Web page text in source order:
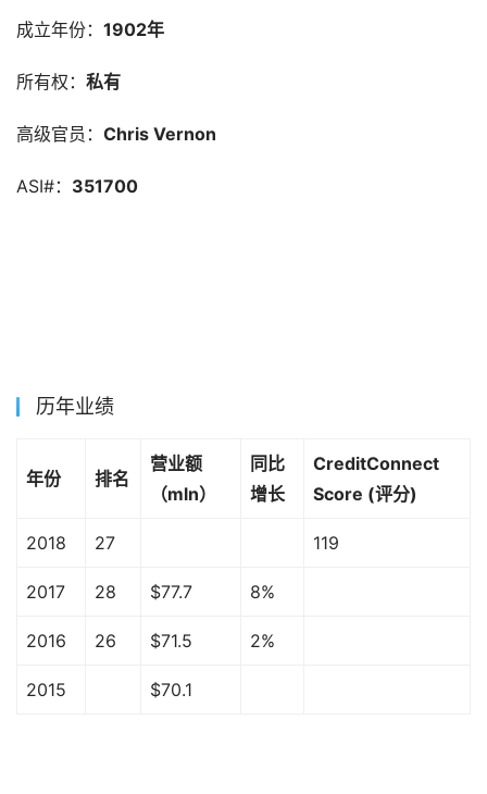
成立年份： 1902年
所有权： 私有
高级官员： Chris Vernon
ASI#： 351700
历年业绩
年份 排名
营业额
（mln）
同比
增长
CreditConnect
Score (评分)
2018 27 119
2017 28 $77.7 8%
2016 26 $71.5 2%
2015 $70.1